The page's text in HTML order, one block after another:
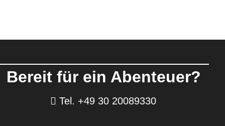
Bereit für ein Abenteuer?
Tel. +49 30 20089330